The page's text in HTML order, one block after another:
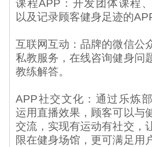
课程APP：开发团体课程
以及记录顾客健身足迹的
互联网互动：品牌的微信公
私教服务，在线咨询健身问
教练解答。
APP社交文化：通过乐炼
运用直播效果，顾客可以与
交流，实现有运动有社交，
限在健身场馆，更可满足用